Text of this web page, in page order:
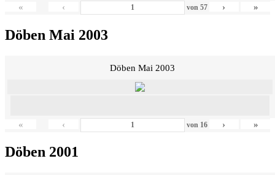
« ‹ von 57 › »
Döben Mai 2003
Döben Mai 2003
« ‹ von 16 › »
Döben 2001